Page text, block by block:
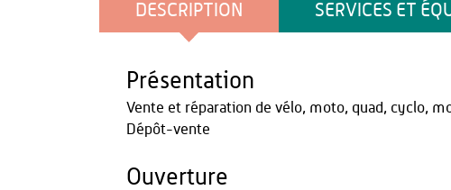
DESCRIPTION SERVICES ET
Présentation
Vente et réparation de vélo, moto, quad, cyclo,
Dépôt-vente
Ouverture